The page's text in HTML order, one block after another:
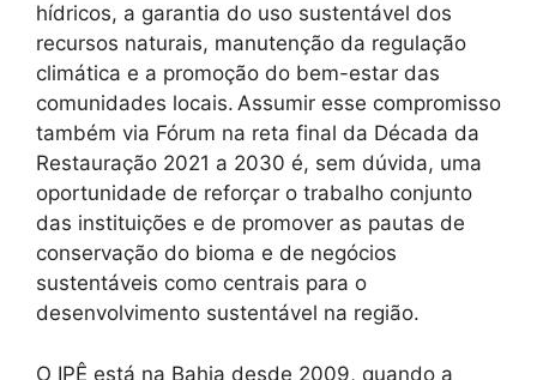
hídricos, a garantia do uso sustentável dos
recursos naturais, manutenção da regulação
climática e a promoção do bem-estar das
comunidades locais. Assumir esse compromisso
também via Fórum na reta final da Década da
Restauração 2021 a 2030 é, sem dúvida, uma
oportunidade de reforçar o trabalho conjunto
das instituições e de promover as pautas de
conservação do bioma e de negócios
sustentáveis como centrais para o
desenvolvimento sustentável na região.
O IPÊ está na Bahia desde 2009, quando a